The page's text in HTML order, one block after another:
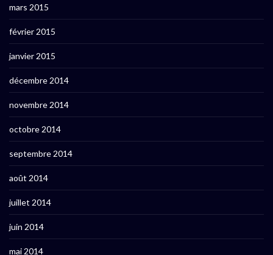
mars 2015
février 2015
janvier 2015
décembre 2014
novembre 2014
octobre 2014
septembre 2014
août 2014
juillet 2014
juin 2014
mai 2014